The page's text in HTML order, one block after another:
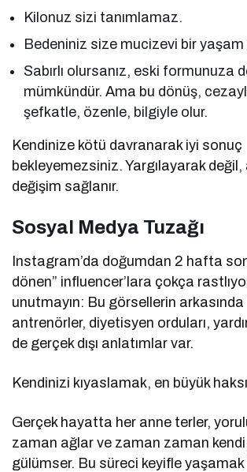
Kilonuz sizi tanımlamaz.
Bedeniniz size mucizevi bir yaşam
Sabırlı olursanız, eski formunuza
mümkündür. Ama bu dönüş,
şefkatle, özenle, bilgiyle olur.
Kendinize kötü davranarak iyi sonuç
bekleyemezsiniz. Yargılayarak
değişim sağlanır.
Sosyal Medya Tuzağı
Instagram’da doğumdan 2 hafta
dönen” influencer’lara çokça
unutmayın: Bu görsellerin
antrenörler, diyetisyen orduları,
de gerçek dışı anlatımlar var.
Kendinizi kıyaslamak, en büyük
Gerçek hayatta her anne terler,
zaman ağlar ve zaman zaman
gülümser. Bu süreci keyifle